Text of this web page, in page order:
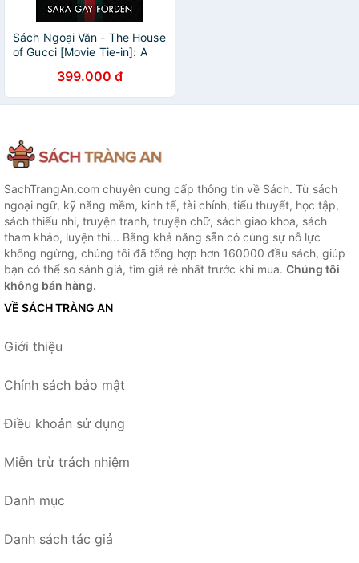
Sách Ngoại Văn - The House
of Gucci [Movie Tie-in]: A
Madness, Glamour, and
Greed by Sara Gay Forden
(Author)
399.000 đ
SachTrangAn.com chuyên cung cấp thông tin về Sách. Từ sách
ngoại ngữ, kỹ năng mềm, kinh tế, tài chính, tiểu thuyết, học tập,
sách thiếu nhi, truyện tranh, truyện chữ, sách giao khoa, sách
tham khảo, luyện thi... Bằng khả năng sẵn có cùng sự nỗ lực
không ngừng, chúng tôi đã tổng hợp hơn 160000 đầu sách, giúp
bạn có thể so sánh giá, tìm giá rẻ nhất trước khi mua. Chúng tôi
không bán hàng.
VỀ SÁCH TRÀNG AN
Giới thiệu
Chính sách bảo mật
Điều khoản sử dụng
Miễn trừ trách nhiệm
Danh mục
Danh sách tác giả